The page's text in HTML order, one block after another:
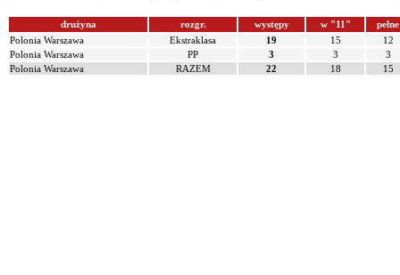
drużyna rozgr. występy w "11"
pełne
Polonia Warszawa
Ekstraklasa 19 15
12
Polonia Warszawa
PP 3 3
3
Polonia Warszawa
RAZEM 22 18 15